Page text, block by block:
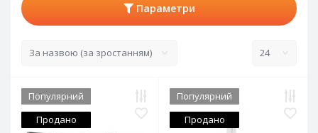
Параметри
Популярний
Продано
Популярний
Продано